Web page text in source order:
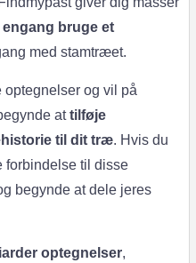
bruge et
med stamtræet.
og vil på
attilføje
til dit træ. Hvis du
forbindelse til disse
begynde at dele jeres
optegnelser,